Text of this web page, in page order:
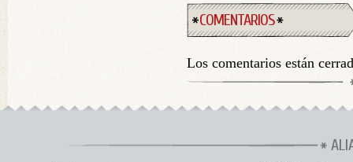
COMENTARIOS
Los comentarios están